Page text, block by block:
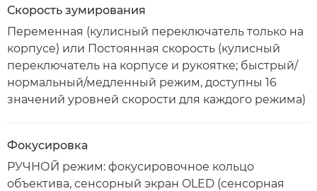
Скорость зумирования
Переменная (кулисный переключатель только на
корпусе) или Постоянная скорость (кулисный
переключатель на корпусе и рукоятке; быстрый/
нормальный/медленный режим, доступны 16
значений уровней скорости для каждого режима)
Фокусировка
РУЧНОЙ режим: фокусировочное кольцо
объектива, сенсорный экран OLED (сенсорная